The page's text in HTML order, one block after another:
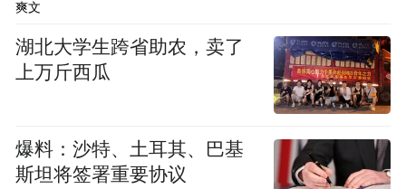
爽文
湖北大学生跨省助农，卖了
上万斤西瓜
爆料：沙特、土耳其、巴基
斯坦将签署重要协议